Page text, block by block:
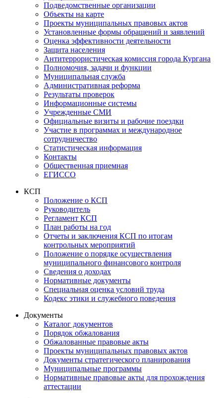
Подведомственные организации
Объекты на карте
Проекты муниципальных правовых актов
Установленные формы обращений и заявлений
Оценка эффективности деятельности
Защита населения
Антитеррористическая комиссия города Кургана
Полномочия, задачи и функции
Муниципальная служба
Административная реформа
Результаты проверок
Информационные системы
Учрежденные СМИ
Официальные визиты и рабочие поездки
Участие в программах и международное
сотрудничество
Статистическая информация
Контакты
Общественная приемная
ЕГИССО
КСП
Положение о КСП
Руководитель
Регламент КСП
План работы на год
Отчеты и заключения КСП по итогам
контрольных мероприятий
Положение о порядке осуществления
муниципального финансового контроля
Сведения о доходах
Нормативные документы
Специальная оценка условий труда
Кодекс этики и служебного поведения
Документы
Каталог документов
Порядок обжалования
Обжалованные правовые акты
Проекты муниципальных правовых актов
Документы стратегического планирования
Муниципальные программы
Нормативные правовые акты для прохождения
аттестации